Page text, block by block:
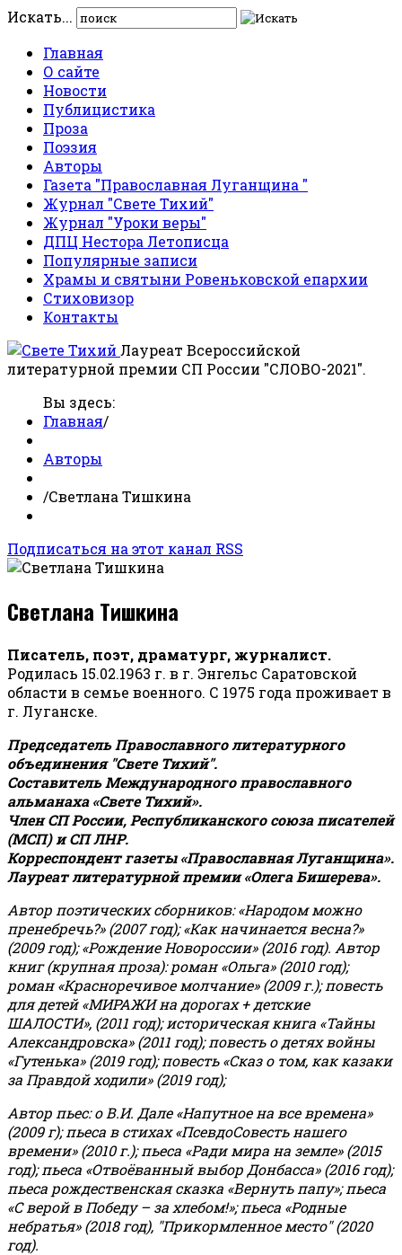
Искать...
Главная
О сайте
Новости
Публицистика
Проза
Поэзия
Авторы
Газета "Православная Луганщина "
Журнал "Свете Тихий"
Журнал "Уроки веры"
ДПЦ Нестора Летописца
Популярные записи
Храмы и святыни Ровеньковской епархии
Стиховизор
Контакты
Лауреат Всероссийской
литературной премии СП России "СЛОВО-2021".
Вы здесь:
Главная/
Авторы
/Светлана Тишкина
Подписаться на этот канал RSS
Светлана Тишкина
Писатель, поэт, драматург, журналист.
Родилась 15.02.1963 г. в г. Энгельс Саратовской
области в семье военного. С 1975 года проживает в
г. Луганске.
Председатель Православного литературного
объединения "Свете Тихий".
Составитель Международного православного
альманаха «Свете Тихий».
Член СП России, Республиканского союза писателей
(МСП) и СП ЛНР.
Корреспондент газеты «Православная Луганщина».
Лауреат литературной премии «Олега Бишерева».
Автор поэтических сборников: «Народом можно
пренебречь?» (2007 год); «Как начинается весна?»
(2009 год); «Рождение Новороссии» (2016 год). Автор
книг (крупная проза): роман «Ольга» (2010 год);
роман «Красноречивое молчание» (2009 г.); повесть
для детей «МИРАЖИ на дорогах + детские
ШАЛОСТИ», (2011 год); историческая книга «Тайны
Александровска» (2011 год); повесть о детях войны
«Гутенька» (2019 год); повесть «Сказ о том, как казаки
за Правдой ходили» (2019 год);
Автор пьес: о В.И. Дале «Напутное на все времена»
(2009 г); пьеса в стихах «ПсевдоСовесть нашего
времени» (2010 г.); пьеса «Ради мира на земле» (2015
год); пьеса «Отвоёванный выбор Донбасса» (2016 год);
пьеса рождественская сказка «Вернуть папу»; пьеса
«С верой в Победу – за хлебом!»;пьеса «Родные
небратья» (2018 год), "Прикормленное место" (2020
год).